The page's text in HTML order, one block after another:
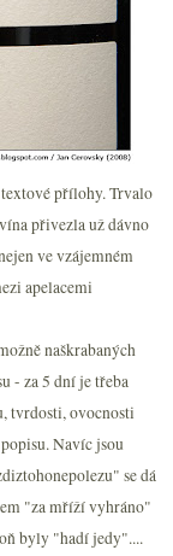
přílohy. Trvalo
přivezla už dávno
ve vzájemném
apelacemi
naškrabaných
- za 5 dní je třeba
tvrdosti, ovocnosti
Navíc jsou
se dá
"za mříží vyhráno"
byly "hadí jedy"....